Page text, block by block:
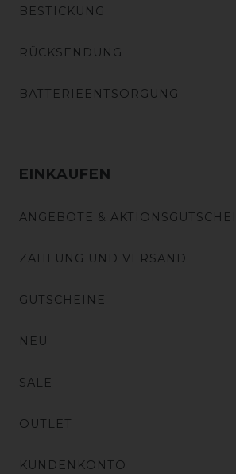
BESTICKUNG
RÜCKSENDUNG
BATTERIEENTSORGUNG
EINKAUFEN
ANGEBOTE &
ZAHLUNG UND VERSAND
GUTSCHEINE
NEU
SALE
OUTLET
KUNDENKONTO